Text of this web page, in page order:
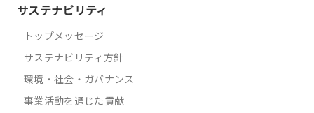
サステナビリティ
トップメッセージ
サステナビリティ方針
環境・社会・ガバナンス
事業活動を通じた貢献